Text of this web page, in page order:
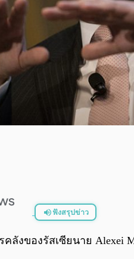
ฟังสรุปข่าว
ลังของรัสเซียนาย Alexei